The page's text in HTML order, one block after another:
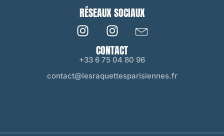
RÉSEAUX SOCIAUX
CONTACT
+33 6 75 04 80 96
contact@lesraquettesparisiennes.fr